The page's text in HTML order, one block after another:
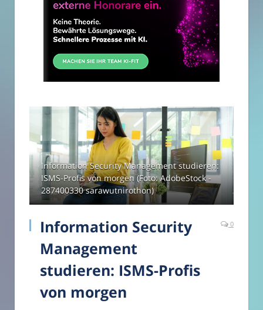
Information Security Management studieren:
ISMS-Profis von morgen (Foto: AdobeStock -
287400330 sarawutnirothon)
Information Security
Management
studieren: ISMS-Profis
von morgen
0